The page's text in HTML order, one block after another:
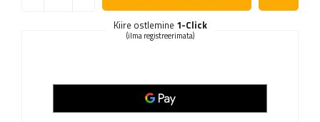
Kiire ostlemine 1-Click
(ilma registreerimata)